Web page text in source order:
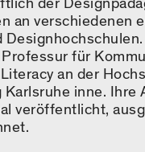
an verschiedenen
für
an der
inne. Ihre
veröffentlicht,